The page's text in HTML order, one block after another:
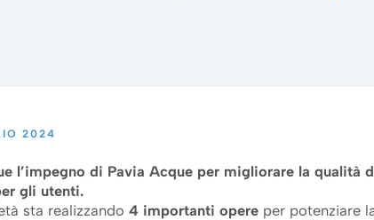
2024
l’impegno di Pavia Acque per migliorare la qualità
gli utenti.
sta realizzando 4 importanti opere per potenziare